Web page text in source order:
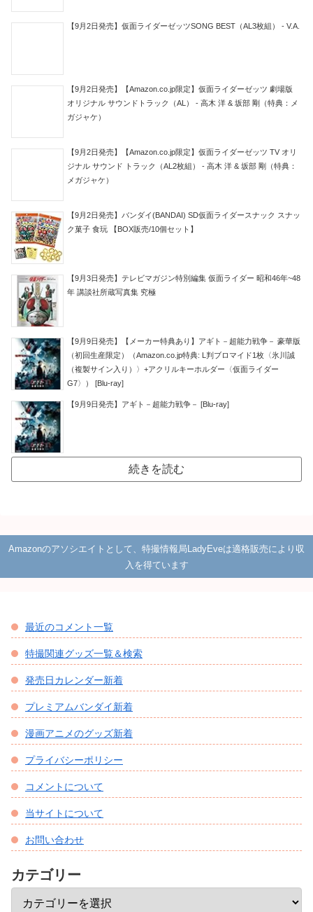
【9月2日発売】仮面ライダーゼッツSONG BEST（AL3枚組） - V.A.
【9月2日発売】【Amazon.co.jp限定】仮面ライダーゼッツ 劇場版
オリジナル サウンドトラック（AL） - 高木 洋 & 坂部 剛（特典：メ
ガジャケ）
【9月2日発売】【Amazon.co.jp限定】仮面ライダーゼッツ TV オリ
ジナル サウンド トラック（AL2枚組） - 高木 洋 & 坂部 剛（特典：
メガジャケ）
【9月2日発売】バンダイ(BANDAI) SD仮面ライダースナック スナッ
ク菓子 食玩 【BOX販売/10個セット】
【9月3日発売】テレビマガジン特別編集 仮面ライダー 昭和46年~48
年 講談社所蔵写真集 究極
【9月9日発売】【メーカー特典あり】アギト－超能力戦争－ 豪華版
（初回生産限定）（Amazon.co.jp特典: L判ブロマイド1枚〈氷川誠
（複製サイン入り）〉+アクリルキーホルダー〈仮面ライダー
G7〉） [Blu-ray]
【9月9日発売】アギト－超能力戦争－ [Blu-ray]
続きを読む
Amazonのアソシエイトとして、特撮情報局LadyEveは適格販売により収
入を得ています
最近のコメント一覧
特撮関連グッズ一覧＆検索
発売日カレンダー新着
プレミアムバンダイ新着
漫画アニメのグッズ新着
プライバシーポリシー
コメントについて
当サイトについて
お問い合わせ
カテゴリー